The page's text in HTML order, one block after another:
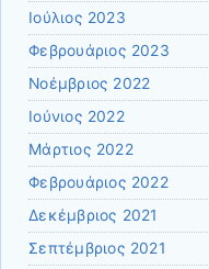
Ιούλιος 2023
Φεβρουάριος 2023
Νοέμβριος 2022
Ιούνιος 2022
Μάρτιος 2022
Φεβρουάριος 2022
Δεκέμβριος 2021
Σεπτέμβριος 2021